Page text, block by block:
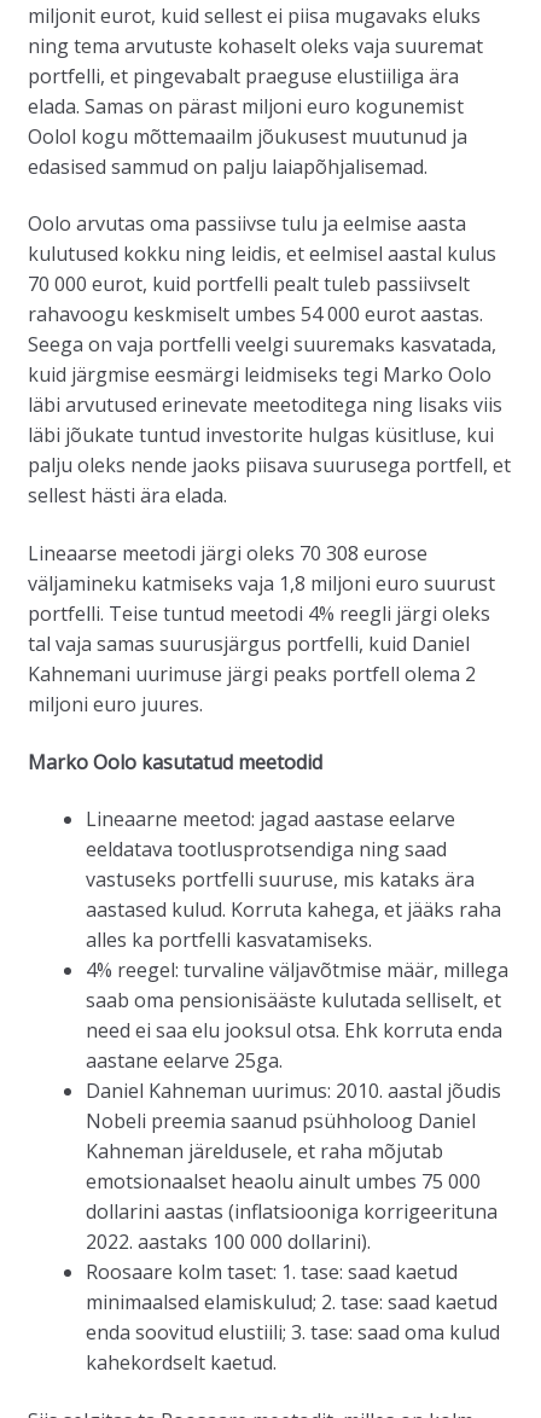
miljonit eurot, kuid sellest ei piisa mugavaks eluks
ning tema arvutuste kohaselt oleks vaja suuremat
portfelli, et pingevabalt praeguse elustiiliga ära
elada. Samas on pärast miljoni euro kogunemist
Oolol kogu mõttemaailm jõukusest muutunud ja
edasised sammud on palju laiapõhjalisemad.
Oolo arvutas oma passiivse tulu ja eelmise aasta
kulutused kokku ning leidis, et eelmisel aastal kulus
70 000 eurot, kuid portfelli pealt tuleb passiivselt
rahavoogu keskmiselt umbes 54 000 eurot aastas.
Seega on vaja portfelli veelgi suuremaks kasvatada,
kuid järgmise eesmärgi leidmiseks tegi Marko Oolo
läbi arvutused erinevate meetoditega ning lisaks viis
läbi jõukate tuntud investorite hulgas küsitluse, kui
palju oleks nende jaoks piisava suurusega portfell, et
sellest hästi ära elada.
Lineaarse meetodi järgi oleks 70 308 eurose
väljamineku katmiseks vaja 1,8 miljoni euro suurust
portfelli. Teise tuntud meetodi 4% reegli järgi oleks
tal vaja samas suurusjärgus portfelli, kuid Daniel
Kahnemani uurimuse järgi peaks portfell olema 2
miljoni euro juures.
Marko Oolo kasutatud meetodid
Lineaarne meetod: jagad aastase eelarve
eeldatava tootlusprotsendiga ning saad
vastuseks portfelli suuruse, mis kataks ära
aastased kulud. Korruta kahega, et jääks raha
alles ka portfelli kasvatamiseks.
4% reegel: turvaline väljavõtmise määr, millega
saab oma pensionisääste kulutada selliselt, et
need ei saa elu jooksul otsa. Ehk korruta enda
aastane eelarve 25ga.
Daniel Kahneman uurimus: 2010. aastal jõudis
Nobeli preemia saanud psühholoog Daniel
Kahneman järeldusele, et raha mõjutab
emotsionaalset heaolu ainult umbes 75 000
dollarini aastas (inflatsiooniga korrigeerituna
2022. aastaks 100 000 dollarini).
Roosaare kolm taset: 1. tase: saad kaetud
minimaalsed elamiskulud; 2. tase: saad kaetud
enda soovitud elustiili; 3. tase: saad oma kulud
kahekordselt kaetud.